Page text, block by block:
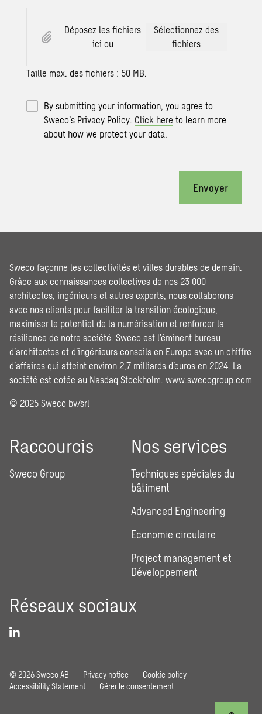
Déposez les fichiers
ici ou
Sélectionnez des
fichiers
Taille max. des fichiers : 50 MB.
By submitting your information, you agree to
Sweco’s Privacy Policy. Click here to learn more
about how we protect your data.
Envoyer
Sweco façonne les collectivités et villes durables de demain.
Grâce aux connaissances collectives de nos 23 000
architectes, ingénieurs et autres experts, nous collaborons
avec nos clients pour faciliter la transition écologique,
maximiser le potentiel de la numérisation et renforcer la
résilience de notre société. Sweco est l’éminent bureau
d’architectes et d’ingénieurs conseils en Europe avec un chiffre
d’affaires qui atteint environ 2,7 milliards d’euros en 2024. La
société est cotée au Nasdaq Stockholm. www.swecogroup.com
© 2025 Sweco bv/srl
Raccourcis
Sweco Group
Nos services
Techniques spéciales du
bâtiment
Advanced Engineering
Economie circulaire
Project management et
Développement
Réseaux sociaux
© 2026 Sweco AB Privacy notice
Cookie policy
Accessibility Statement
Gérer le consentement